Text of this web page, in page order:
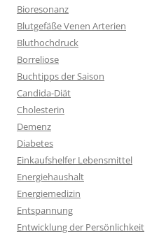
Bioresonanz
Blutgefäße Venen Arterien
Bluthochdruck
Borreliose
Buchtipps der Saison
Candida-Diät
Cholesterin
Demenz
Diabetes
Einkaufshelfer Lebensmittel
Energiehaushalt
Energiemedizin
Entspannung
Entwicklung der Persönlichkeit